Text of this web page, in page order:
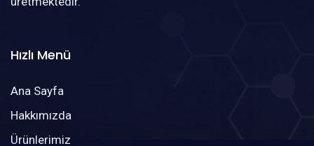
Hızlı Menü
Ana Sayfa
Hakkımızda
Ürünlerimiz